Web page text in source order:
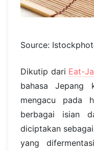
Source:
Dikutip dari Eat-
bahasa Jepang
mengacu pada
berbagai isian
diciptakan
yang